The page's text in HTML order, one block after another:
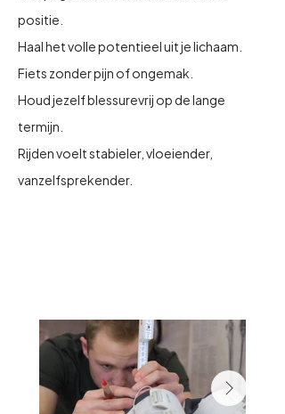
positie.
Haal het volle potentieel uit je lichaam.
Fiets zonder pijn of ongemak.
Houd jezelf blessurevrij op de lange
termijn.
Rijden voelt stabieler, vloeiender,
vanzelfsprekender.